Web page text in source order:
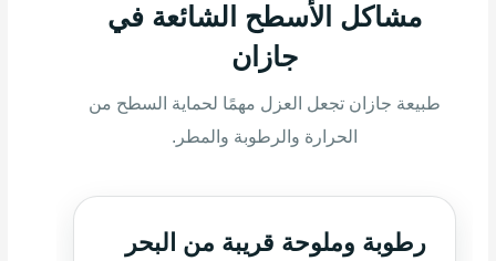
مشاكل الأسطح الشائعة في
جازان
طبيعة جازان تجعل العزل مهمًا لحماية السطح من
الحرارة والرطوبة والمطر.
رطوبة وملوحة قريبة من البحر